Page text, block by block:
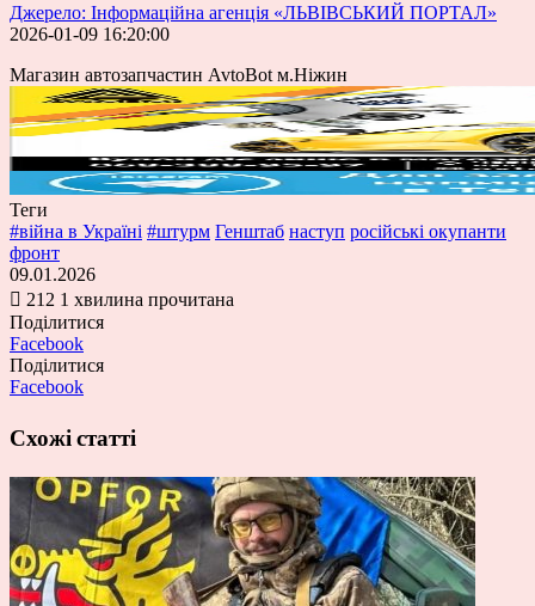
Джерело: Інформаційна агенція «ЛЬВІВСЬКИЙ ПОРТАЛ»
2026-01-09 16:20:00
Магазин автозапчастин AvtoBot м.Ніжин
Теги
#війна в Україні #штурм Генштаб наступ російські окупанти
фронт
09.01.2026
212 1 хвилина прочитана
Поділитися
Facebook
Поділитися
Facebook
Схожі статті